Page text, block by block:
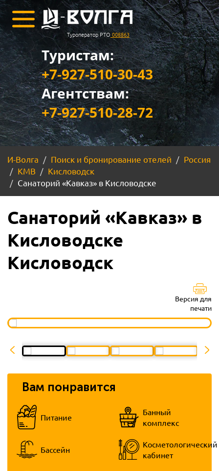
Туроператор РТО 008863
Туристам:
+7-927-510-30-43
Агентствам:
+7-927-510-28-72
И-Волга Поиск и бронирование отелей
Россия
КМВ
Кисловодск
Санаторий «Кавказ» в Кисловодске
Санаторий «Кавказ» в
Кисловодске
Кисловодск
Версия для
печати
Вам понравится
Питание
Банный
комплекс
Бассейн
Косметологический
кабинет